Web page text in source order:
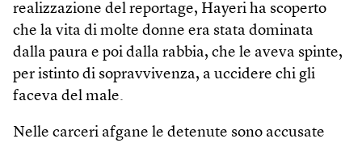
realizzazione del reportage, Hayeri ha scoperto
che la vita di molte donne era stata dominata
dalla paura e poi dalla rabbia, che le aveva spinte,
per istinto di sopravvivenza, a uccidere chi gli
faceva del male.
Nelle carceri afgane le detenute sono accusate